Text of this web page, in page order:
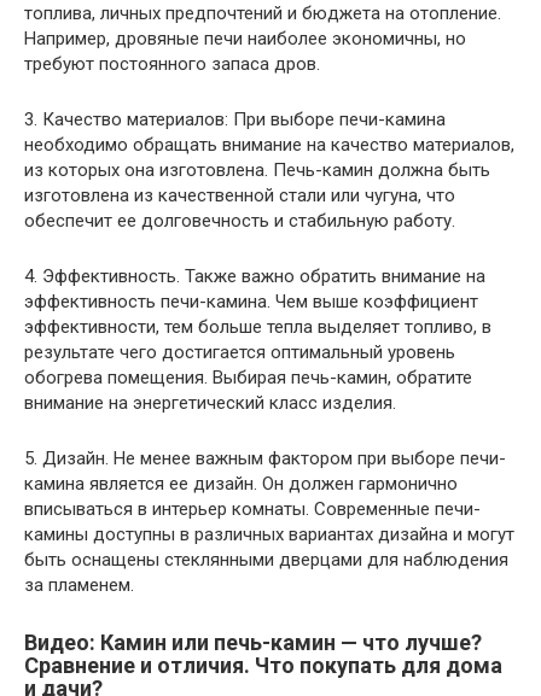
топлива, личных предпочтений и бюджета на отопление.
Например, дровяные печи наиболее экономичны, но
требуют постоянного запаса дров.
3. Качество материалов: При выборе печи-камина
необходимо обращать внимание на качество материалов,
из которых она изготовлена. Печь-камин должна быть
изготовлена ​​из качественной стали или чугуна, что
обеспечит ее долговечность и стабильную работу.
4. Эффективность. Также важно обратить внимание на
эффективность печи-камина. Чем выше коэффициент
эффективности, тем больше тепла выделяет топливо, в
результате чего достигается оптимальный уровень
обогрева помещения. Выбирая печь-камин, обратите
внимание на энергетический класс изделия.
5. Дизайн. Не менее важным фактором при выборе печи-
камина является ее дизайн. Он должен гармонично
вписываться в интерьер комнаты. Современные печи-
камины доступны в различных вариантах дизайна и могут
быть оснащены стеклянными дверцами для наблюдения
за пламенем.
Видео: Камин или печь-камин — что лучше?
Сравнение и отличия. Что покупать для дома
и дачи?